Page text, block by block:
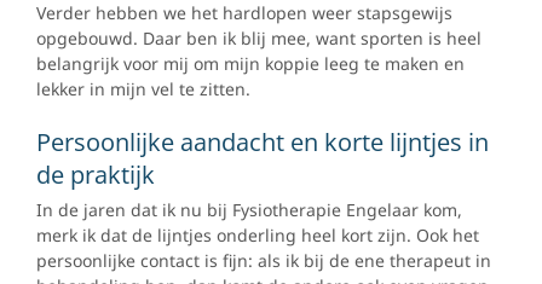
Verder hebben we het hardlopen weer stapsgewijs
opgebouwd. Daar ben ik blij mee, want sporten is heel
belangrijk voor mij om mijn koppie leeg te maken en
lekker in mijn vel te zitten.
Persoonlijke aandacht en korte lijntjes in
de praktijk
In de jaren dat ik nu bij Fysiotherapie Engelaar kom,
merk ik dat de lijntjes onderling heel kort zijn. Ook het
persoonlijke contact is fijn: als ik bij de ene therapeut in